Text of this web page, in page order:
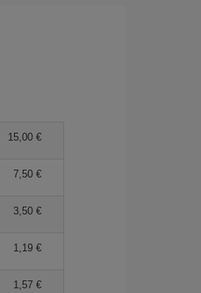
15,00 €
7,50 €
3,50 €
1,19 €
1,57 €